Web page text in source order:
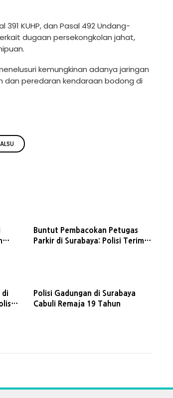
KUHP, dan Pasal 492 Undang-
dugaan persekongkolan jahat,
kemungkinan adanya jaringan
dan peredaran kendaraan bodong di
Buntut Pembacokan Petugas
Parkir di Surabaya: Polisi Terima
di
Polisi Gadungan di Surabaya
Cabuli Remaja 19 Tahun